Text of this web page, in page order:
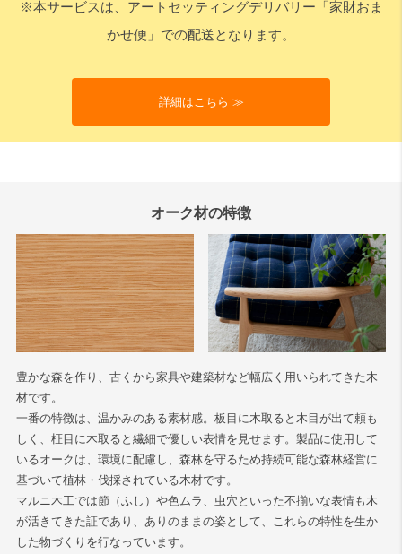
※本サービスは、アートセッティングデリバリー「家財おま
かせ便」での配送となります。
詳細はこちら ≫
オーク材の特徴
豊かな森を作り、古くから家具や建築材など幅広く用いられてきた木
材です。
一番の特徴は、温かみのある素材感。板目に木取ると木目が出て頼も
しく、柾目に木取ると繊細で優しい表情を見せます。製品に使用して
いるオークは、環境に配慮し、森林を守るため持続可能な森林経営に
基づいて植林・伐採されている木材です。
マルニ木工では節（ふし）や色ムラ、虫穴といった不揃いな表情も木
が活きてきた証であり、ありのままの姿として、これらの特性を生か
した物づくりを行なっています。